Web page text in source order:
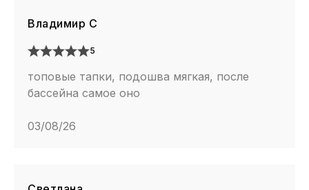
Владимир С
5
топовые тапки, подошва мягкая, после
бассейна самое оно
03/08/26